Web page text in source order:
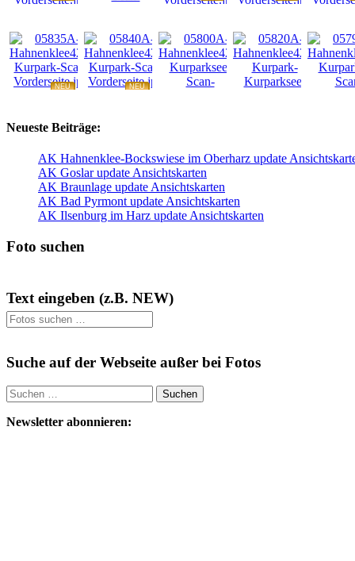
NEU
NEU
Neueste Beiträge:
AK Hahnenklee-Bockswiese im Oberharz update
AK Goslar update Ansichtskarten
AK Braunlage update Ansichtskarten
AK Bad Pyrmont update Ansichtskarten
AK Ilsenburg im Harz update Ansichtskarten
Foto suchen
Text eingeben (z.B. NEW)
Suche auf der Webseite außer bei Fotos
Suchen
nach:
Newsletter abonnieren: